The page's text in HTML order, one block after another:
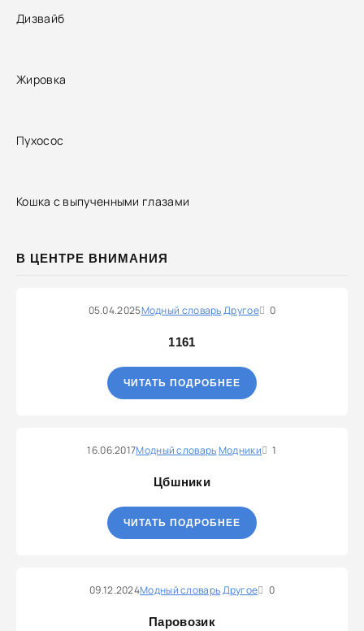
Дизвайб
Жировка
Пухосос
Кошка с выпученными глазами
В ЦЕНТРЕ ВНИМАНИЯ
05.04.2025Модный словарьДругое 0
1161
ЧИТАТЬ ПОДРОБНЕЕ
16.06.2017Модный словарьМодники 1
Цбшники
ЧИТАТЬ ПОДРОБНЕЕ
09.12.2024Модный словарьДругое 0
Паровозик